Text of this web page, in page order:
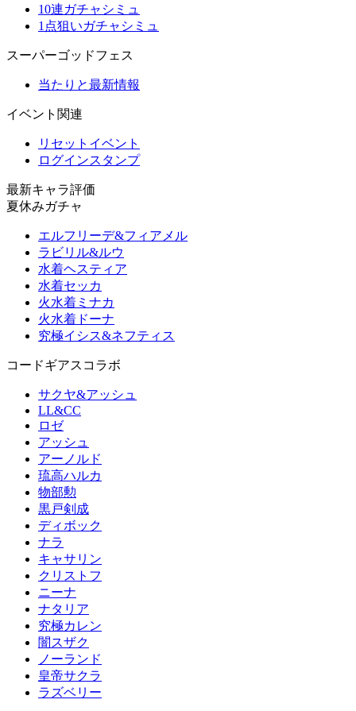
10連ガチャシミュ
1点狙いガチャシミュ
スーパーゴッドフェス
当たりと最新情報
イベント関連
リセットイベント
ログインスタンプ
最新キャラ評価
夏休みガチャ
エルフリーデ&フィアメル
ラビリル&ルウ
水着ヘスティア
水着セッカ
火水着ミナカ
火水着ドーナ
究極イシス&ネフティス
コードギアスコラボ
サクヤ&アッシュ
LL&CC
ロゼ
アッシュ
アーノルド
琉高ハルカ
物部勲
黒戸剣成
ディボック
ナラ
キャサリン
クリストフ
ニーナ
ナタリア
究極カレン
闇スザク
ノーランド
皇帝サクラ
ラズベリー